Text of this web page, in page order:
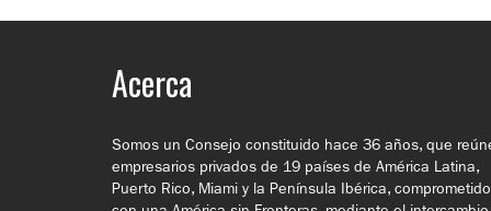
Acerca
Somos un Consejo constituido hace 36 años, que
empresarios privados de 19 países de América Latina,
Puerto Rico, Miami y la Península Ibérica,